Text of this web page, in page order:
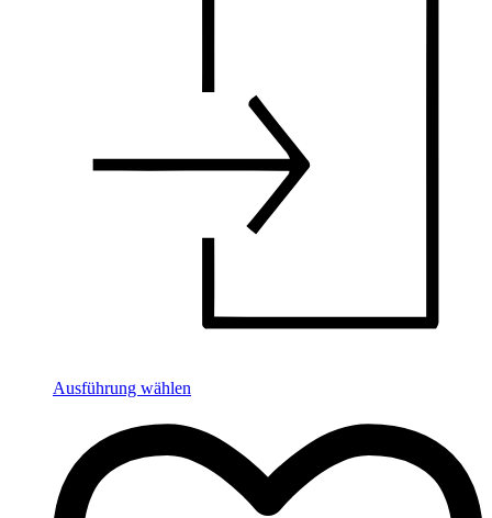
Ausführung wählen